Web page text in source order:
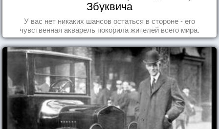
Збуквича
У вас нет никаких шансов остаться в стороне - его
чувственная акварель покорила жителей всего мира.